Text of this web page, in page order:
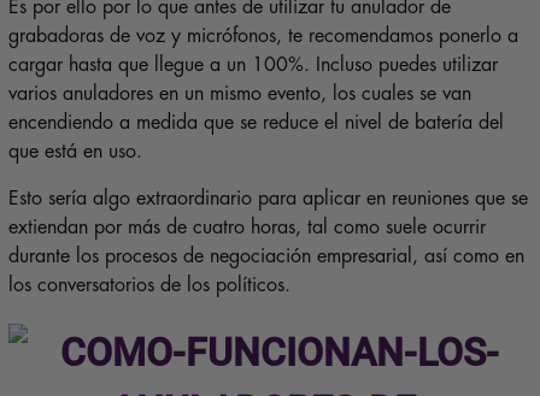
Es por ello por lo que antes de utilizar tu anulador de
grabadoras de voz y micrófonos, te recomendamos ponerlo a
cargar hasta que llegue a un 100%. Incluso puedes utilizar
varios anuladores en un mismo evento, los cuales se van
encendiendo a medida que se reduce el nivel de batería del
que está en uso.
Esto sería algo extraordinario para aplicar en reuniones que se
extiendan por más de cuatro horas, tal como suele ocurrir
durante los procesos de negociación empresarial, así como en
los conversatorios de los políticos.